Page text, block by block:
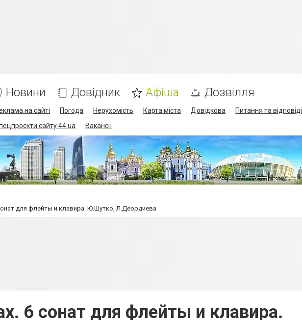
Новини Довідник Афіша Дозвілля
на сайті Погода Нерухомість Карта міста Довідкова Питання та відповіді
сайту 44.ua
Вакансії
для флейты и клавира. Ю.Шутко, Л.Деордиева
6 сонат для флейты и клавира.